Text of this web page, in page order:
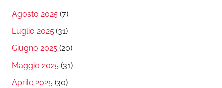
Agosto 2025 (7)
Luglio 2025 (31)
Giugno 2025 (20)
Maggio 2025 (31)
Aprile 2025 (30)